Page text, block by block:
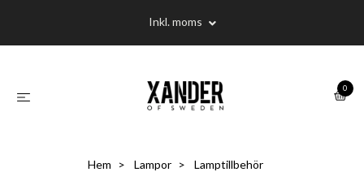
Inkl. moms
0
Hem Lampor
Lamptillbehör